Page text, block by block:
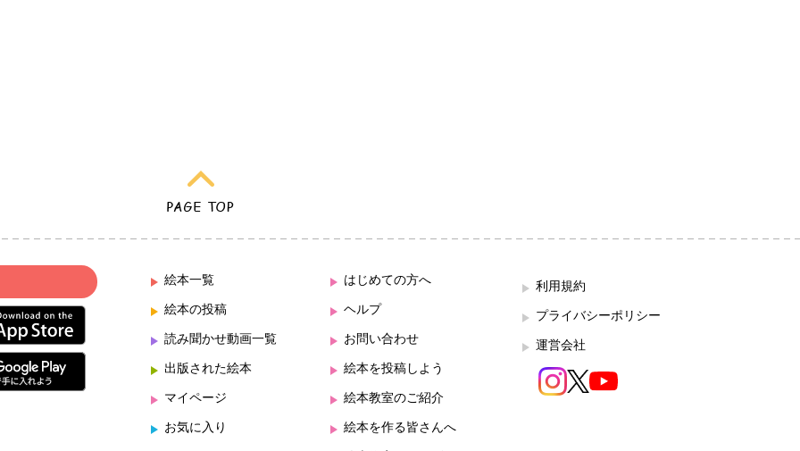
絵本一覧
絵本の投稿
読み聞かせ動画一覧
出版された絵本
マイページ
お気に入り
はじめての方へ
ヘルプ
お問い合わせ
絵本を投稿しよう
絵本教室のご紹介
絵本を作る皆さんへ
利用規約
プライバシーポリシー
運営会社